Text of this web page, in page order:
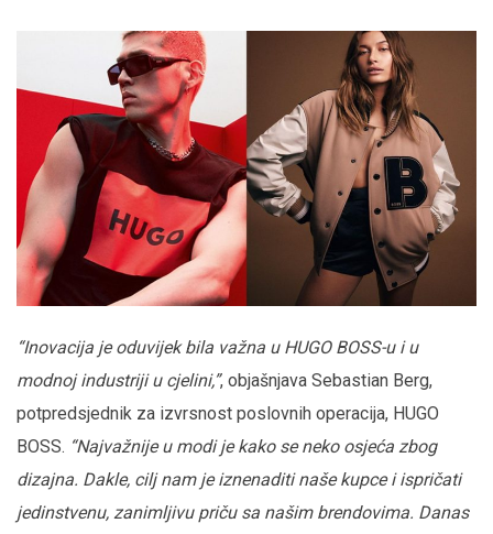
“Inovacija je oduvijek bila važna u HUGO BOSS-u i u
modnoj industriji u cjelini,”, objašnjava Sebastian Berg,
potpredsjednik za izvrsnost poslovnih operacija, HUGO
BOSS. “Najvažnije u modi je kako se neko osjeća zbog
dizajna. Dakle, cilj nam je iznenaditi naše kupce i ispričati
jedinstvenu, zanimljivu priču sa našim brendovima. Danas